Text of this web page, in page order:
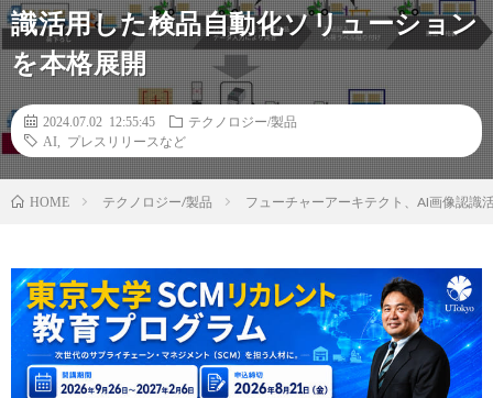
識活用した検品自動化ソリューション
を本格展開
2024.07.02 12:55:45
テクノロジー/製品
AI
プレスリリースなど
HOME テクノロジー/製品 フューチャーアーキテクト、AI画像認識